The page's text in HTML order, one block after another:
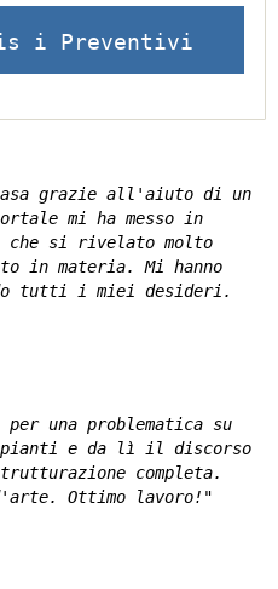
i Preventivi
grazie all'aiuto di un
mi ha messo in
che si rivelato molto
in materia. Mi hanno
tutti i miei desideri.
una problematica su
e da lì il discorso
completa.
Ottimo lavoro!"